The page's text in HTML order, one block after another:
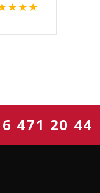
★ ★ ★
471 20 44